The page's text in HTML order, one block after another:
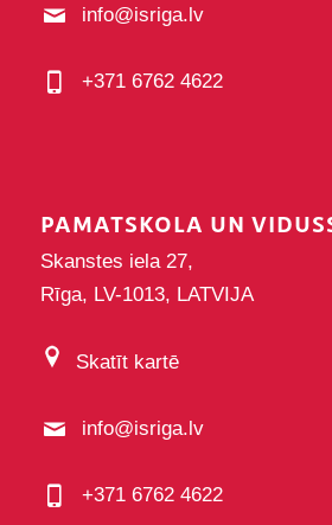
info@isriga.lv
+371 6762 4622
PAMATSKOLA UN
Skanstes iela 27,
Rīga, LV-1013, LATVIJA
Skatīt kartē
info@isriga.lv
+371 6762 4622